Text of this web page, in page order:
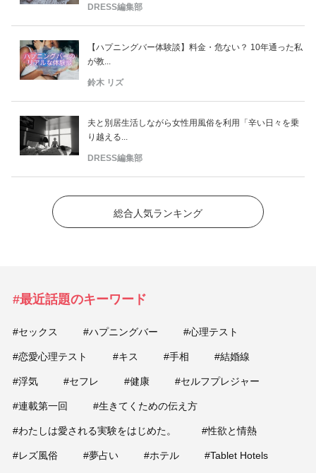
DRESS編集部
【ハプニングバー体験談】料金・危ない？ 10年通った私
が教...
鈴木 リズ
夫と別居生活しながら女性用風俗を利用「辛い日々を乗
り越える...
DRESS編集部
総合人気ランキング
#最近話題のキーワード
#セックス #ハプニングバー #心理テスト
#恋愛心理テスト #キス #手相 #結婚線
#浮気 #セフレ #健康 #セルフプレジャー
#連載第一回 #生きてくための伝え方
#わたしは愛される実験をはじめた。 #性欲と情熱
#レズ風俗 #夢占い #ホテル #Tablet Hotels